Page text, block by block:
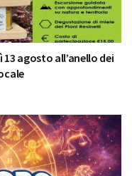
agosto all’anello dei